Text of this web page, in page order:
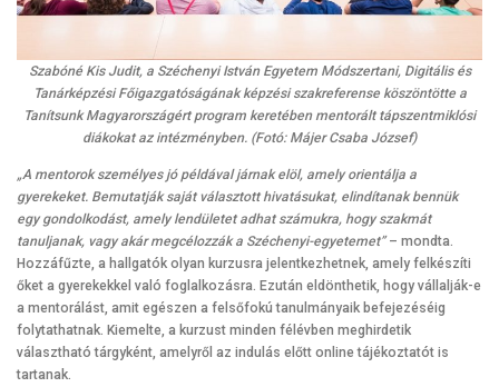
Szabóné Kis Judit, a Széchenyi István Egyetem Módszertani, Digitális és
Tanárképzési Főigazgatóságának képzési szakreferense köszöntötte a
Tanítsunk Magyarországért program keretében mentorált tápszentmiklósi
diákokat az intézményben. (Fotó: Májer Csaba József)
„A mentorok személyes jó példával járnak elöl, amely orientálja a
gyerekeket. Bemutatják saját választott hivatásukat, elindítanak bennük
egy gondolkodást, amely lendületet adhat számukra, hogy szakmát
tanuljanak, vagy akár megcélozzák a Széchenyi-egyetemet”– mondta.
Hozzáfűzte, a hallgatók olyan kurzusra jelentkezhetnek, amely felkészíti
őket a gyerekekkel való foglalkozásra. Ezután eldönthetik, hogy vállalják-e
a mentorálást, amit egészen a felsőfokú tanulmányaik befejezéséig
folytathatnak. Kiemelte, a kurzust minden félévben meghirdetik
választható tárgyként, amelyről az indulás előtt online tájékoztatót is
tartanak.